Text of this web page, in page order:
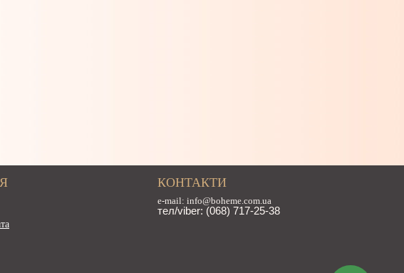
КОНТАКТИ
e-mail: info@boheme.com.ua
тел/viber: (068) 717-25-38